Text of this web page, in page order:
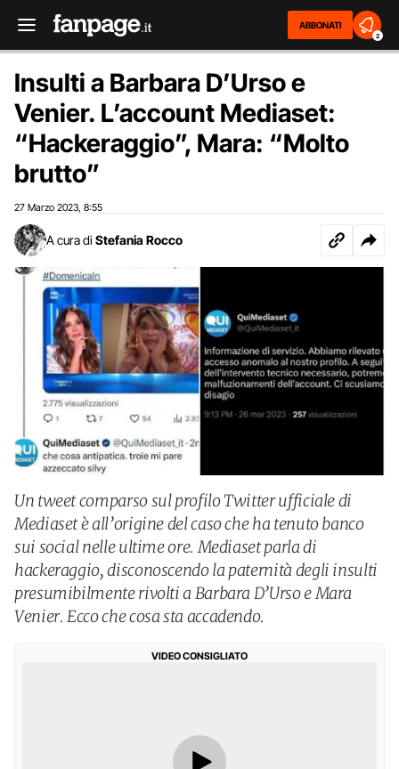
ABBONATI
2
Insulti a Barbara D’Urso e
Venier. L’account Mediaset:
“Hackeraggio”, Mara: “Molto
brutto”
27 Marzo 2023 8:55
A cura di Stefania Rocco
Un tweet comparso sul profilo Twitter ufficiale di
Mediaset è all’origine del caso che ha tenuto banco
sui social nelle ultime ore. Mediaset parla di
hackeraggio, disconoscendo la paternità degli insulti
presumibilmente rivolti a Barbara D’Urso e Mara
Venier. Ecco che cosa sta accadendo.
VIDEO CONSIGLIATO